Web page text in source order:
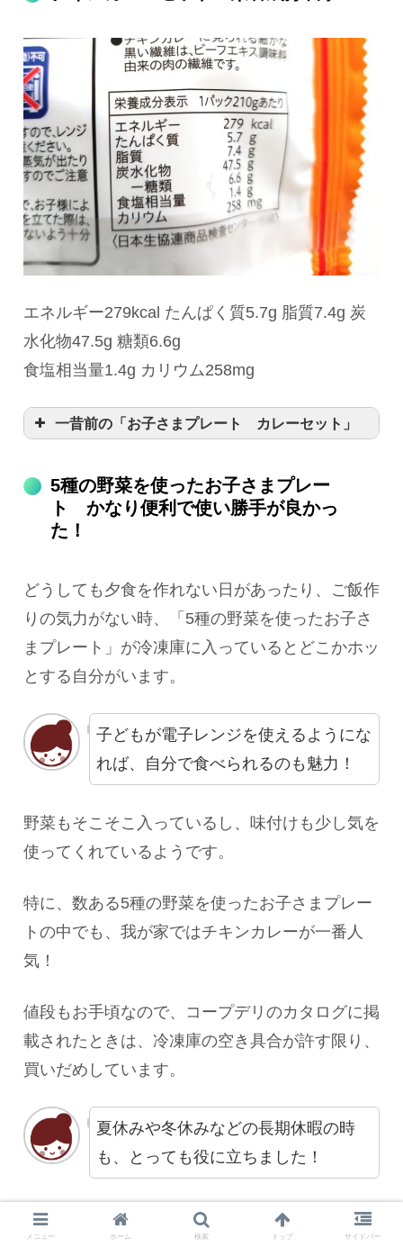
エネルギー279kcal たんぱく質5.7g 脂質7.4g 炭
水化物47.5g 糖類6.6g
食塩相当量1.4g カリウム258mg
一昔前の「お子さまプレート カレーセット」
それだけおいしかったんだろうな
我が家の子どもたちに人気で、何
度も何度もリピートしました！
5種の野菜を使ったお子さまプレー
ト かなり便利で使い勝手が良かっ
た！
どうしても夕食を作れない日があったり、ご飯作
りの気力がない時、「5種の野菜を使ったお子さ
まプレート」が冷凍庫に入っているとどこかホッ
とする自分がいます。
子どもが電子レンジを使えるようにな
れば、自分で食べられるのも魅力！
野菜もそこそこ入っているし、味付けも少し気を
使ってくれているようです。
特に、数ある5種の野菜を使ったお子さまプレー
トの中でも、我が家ではチキンカレーが一番人
気！
値段もお手頃なので、コープデリのカタログに掲
載されたときは、冷凍庫の空き具合が許す限り、
買いだめしています。
夏休みや冬休みなどの長期休暇の時
も、とっても役に立ちました！
他にもメニューがあるので、みなさんもぜひ食べ
メニュー ホーム 検索 トップ サイドバー